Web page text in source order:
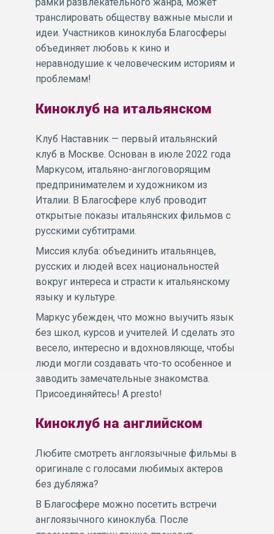
транслировать обществу важные мысли и
идеи. Участников киноклуба Благосферы
объединяет любовь к кино и
неравнодушие к человеческим историям и
проблемам!
Киноклуб на итальянском
Клуб Наставник — первый итальянский
клуб в Москве. Основан в июле 2022 года
Маркусом, итальяно-англоговорящим
предпринимателем и художником из
Италии. В Благосфере клуб проводит
открытые показы итальянских фильмов с
русскими субтитрами.
Миссия клуба: объединить итальянцев,
русских и людей всех национальностей
вокруг интереса и страсти к итальянскому
языку и культуре.
Маркус убежден, что можно выучить язык
без школ, курсов и учителей. И сделать это
весело, интересно и вдохновляюще, чтобы
люди могли создавать что-то особенное и
заводить замечательные знакомства.
Присоединяйтесь! A presto!
Киноклуб на английском
Любите смотреть англоязычные фильмы в
оригинале с голосами любимых актеров
без дубляжа?
В Благосфере можно посетить встречи
англоязычного киноклуба. После